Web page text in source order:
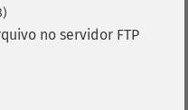
no servidor FTP